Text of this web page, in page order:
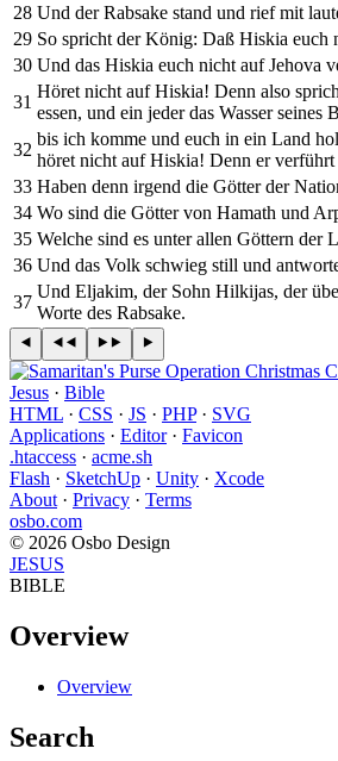
28 Und der Rabsake stand und rief mit
29 So spricht der König: Daß Hiskia euch
30 Und das Hiskia euch nicht auf Jehova
31
Höret nicht auf Hiskia! Denn also
essen, und ein jeder das Wasser seines
32
bis ich komme und euch in ein Land
höret nicht auf Hiskia! Denn er
33 Haben denn irgend die Götter der
34 Wo sind die Götter von Hamath und
35 Welche sind es unter allen Göttern der
36 Und das Volk schwieg still und
37
Und Eljakim, der Sohn Hilkijas, der
Worte des Rabsake.
Jesus · Bible
HTML · CSS · JS · PHP· SVG
Applications · Editor· Favicon
.htaccess · acme.sh
Flash · SketchUp · Unity · Xcode
About · Privacy · Terms
osbo.com
© 2026 Osbo Design
JESUS
BIBLE
Overview
Overview
Search